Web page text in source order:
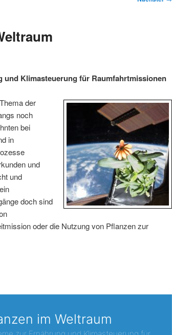
und Klimasteuerung für Raumfahrtmissionen
der
noch
bei
in
und
und
doch sind
oder die Nutzung von Pflanzen zur